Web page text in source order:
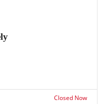
Closed Now